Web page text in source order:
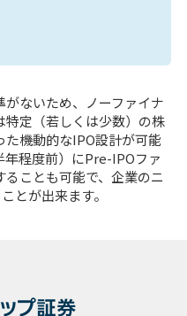
ないため、ノーファイナ
特定（若しくは少数）の株
機動的なIPO設計が可能
程度前）にPre-IPOファ
ことも可能で、企業のニ
とが出来ます。